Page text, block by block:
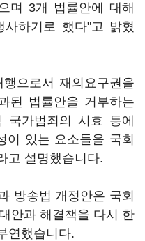
며 3개 법률안에 대해
사하기로 했다"고 밝혔
으로서 재의요구권을
된 법률안을 거부하는
국가범죄의 시효 등에
이 있는 요소들을 국회
고 설명했습니다.
방송법 개정안은 국회
안과 해결책을 다시 한
연했습니다.